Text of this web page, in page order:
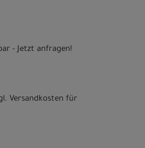
- Jetzt anfragen!
Versandkosten für